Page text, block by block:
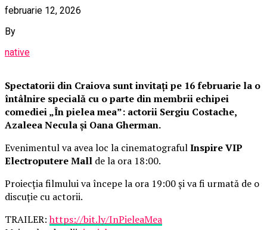
februarie 12, 2026
By
native
Spectatorii din Craiova sunt invitați pe 16 februarie la o
întâlnire specială cu o parte din membrii echipei
comediei „În pielea mea”: actorii Sergiu Costache,
Azaleea Necula și Oana Gherman.
Evenimentul va avea loc la cinematografulInspire VIP
Electroputere Mall de la ora 18:00.
Proiecția filmului va începe la ora 19:00 și va fi urmată de o
discuție cu actorii.
TRAILER:https://bit.ly/InPieleaMea